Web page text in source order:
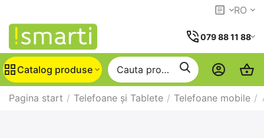
RO
079 88 11 88
Catalog produse
Pagina start / Telefoane și Tablete / Telefoane mobile /